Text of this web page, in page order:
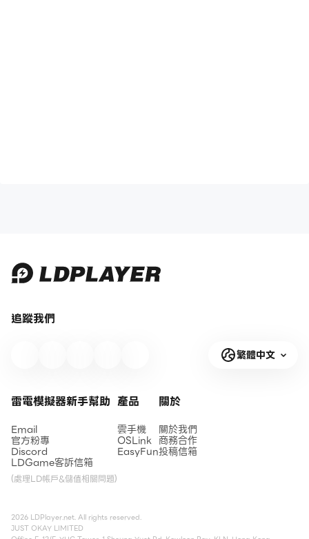
追蹤我們
繁體中文
雷電模擬器新手幫助
Email
官方粉專
Discord
LDGame客訴信箱
(處理LD帳戶&儲值相關問題)
產品
雲手機
OSLink
EasyFun
關於
關於我們
商務合作
投稿信箱
2026 LDPlayer.net. All rights reserved.
JUST OKAY LIMITED